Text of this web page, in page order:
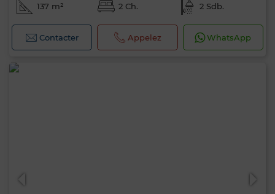
137 m² 2 Ch. 2 Sdb.
Contacter Appelez WhatsApp